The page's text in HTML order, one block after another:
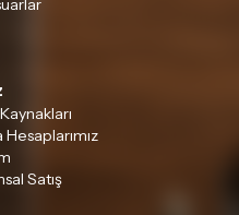
Hesaplarımız
Satış